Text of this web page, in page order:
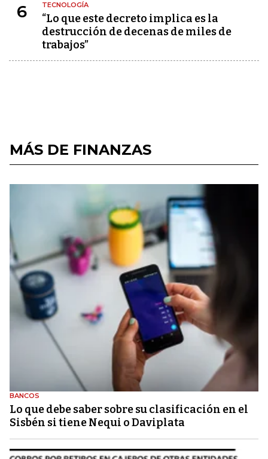
6 TECNOLOGÍA
“Lo que este decreto implica es la
destrucción de decenas de miles de
trabajos”
MÁS DE FINANZAS
BANCOS
Lo que debe saber sobre su clasificación en el
Sisbén si tiene Nequi o Daviplata